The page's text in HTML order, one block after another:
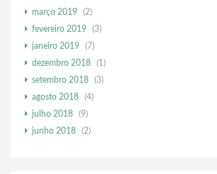
março 2019
(2)
fevereiro 2019
(3)
janeiro 2019
(7)
dezembro 2018
(1)
setembro 2018
(3)
agosto 2018
(4)
julho 2018
(9)
junho 2018
(2)